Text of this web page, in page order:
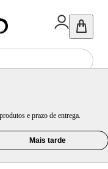
e prazo de entrega.
Mais tarde